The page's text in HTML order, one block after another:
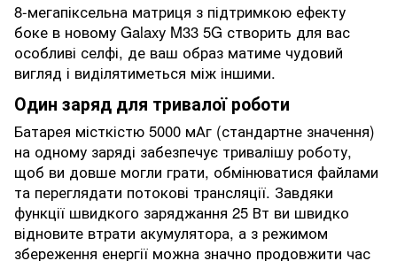
8-мегапіксельна матриця з підтримкою ефекту
боке в новому Galaxy M33 5G створить для вас
особливі селфі, де ваш образ матиме чудовий
вигляд і виділятиметься між іншими.
Один заряд для тривалої роботи
Батарея місткістю 5000 мАг (стандартне значення)
на одному заряді забезпечує тривалішу роботу,
щоб ви довше могли грати, обмінюватися файлами
та переглядати потокові трансляції. Завдяки
функції швидкого заряджання 25 Вт ви швидко
відновите втрати акумулятора, а з режимом
збереження енергії можна значно продовжити час